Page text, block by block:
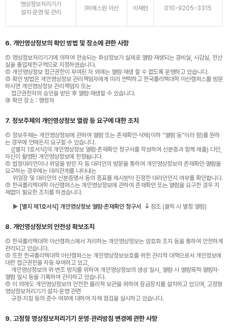
영상정보처리기기
설치·운영 및 관리
㈜에스원 아산 이재현 010-9205-3315
6. 개인영상정보의 확인 방법 및 장소에 관한 사항
① 영상정보처리기기에 의하여 전송되는 화상정보가 실제로 열람·재생되는 경비실, 사감실, 전산
실을 출입제한구역으로 지정하였습니다.
② 개인영상정보 접근권한이 부여된 자 외에는 열람·재생 할 수 없도록 운영하고 있습니다.
③ 확인 방법은 개인영상정보 관리책임자에게 미리 연락하고 한국폴리텍대학 아산캠퍼스를 방문
하시면 개인영상정보 관리책임자 또는
접근권한자의 승인을 받은 후 열람·재생할 수 있습니다.
④ 확인 장소 : 행정처
7. 정보주체의 개인영상정보 열람 등 요구에 대한 조치
① 정보주체는 개인영상정보에 관하여 열람 또는 존재확인·삭제(이하 “열람 등”이라 함)를 원하
는 경우에 언제든지 요구할 수 있습니다.
([별지 1호서식]의 개인영상정보 열람·존재확인 청구서를 작성하여 신분증과 함께 제출) 다만,
자신이 촬영된 개인영상정보에 한정됩니다.
② 법정대리인이나 위임을 받은 자 등 대리인의 방문을 통하여 개인영상정보의 존재확인·열람을
요구하는 경우에는 대리관계를 나타내는
위임장 및 대리인의 신분증명서 등의 증표를 제시받아 진정한 대리인인지 여부를 확인합니다.
③ 한국폴리텍대학 아산캠퍼스는 개인영상정보에 관하여 존재확인 또는 열람을 요구한 경우 지
체없이 필요한 조치를 하겠습니다.
▶ [별지 제1호서식] 개인영상정보 열람·존재확인 청구서 참조 (클릭 시 별첨 열림)
8. 개인영상정보의 안전성 확보조치
① 한국폴리텍대학 아산캠퍼스에서 처리하는 개인영상정보는 암호화 조치 등을 통하여 안전하게
관리되고 있습니다.
② 또한 한국폴리텍대학 아산캠퍼스는 개인영상정보보호를 위한 관리적 대책으로서 개인정보에
대한 접근권한을 차등 부여하고 있고,
개인영상정보의 위·변조 방지를 위하여 개인영상정보의 생성 일시, 열람 시 열람목적·열람자·
열람 일시 등을 기록하여 관리하고 있습니다.
③ 이 외에도 개인영상정보의 안전한 물리적 보관을 위하여 잠금장치를 설치하고 있으며, 고정형
영상정보처리기기 설치·운영 관련
규정·지침 등의 준수 여부에 대하여 자체 점검을 실시하고 있습니다.
9. 고정형 영상정보처리기기 운영·관리방침 변경에 관한 사항